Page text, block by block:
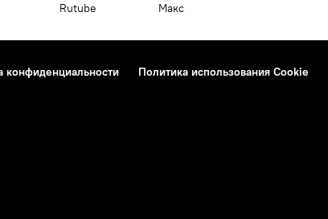
Rutube Макс
конфиденциальности Политика использования Cookie